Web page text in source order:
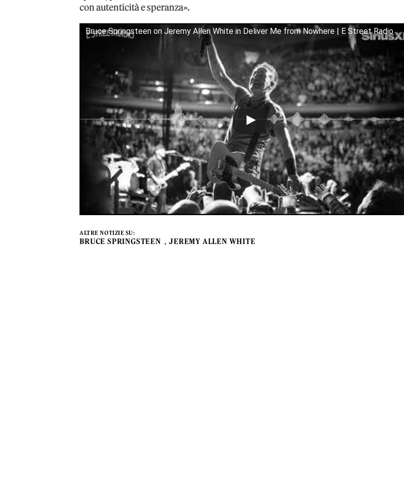
con autenticità e speranza».
Bruce Springsteen on Jeremy Allen White in Deliver Me from Nowhere | E Street Radio
ALTRE NOTIZIE SU:
BRUCE SPRINGSTEEN JEREMY ALLEN WHITE